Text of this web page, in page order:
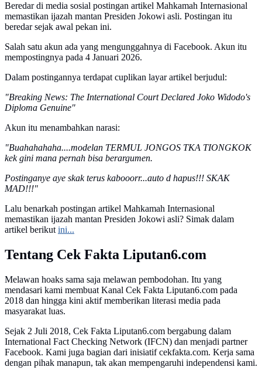
Beredar di media sosial postingan artikel Mahkamah Internasional
memastikan ijazah mantan Presiden Jokowi asli. Postingan itu
beredar sejak awal pekan ini.
Salah satu akun ada yang mengunggahnya di Facebook. Akun itu
mempostingnya pada 4 Januari 2026.
Dalam postingannya terdapat cuplikan layar artikel berjudul:
"Breaking News: The International Court Declared Joko Widodo's
Diploma Genuine"
Akun itu menambahkan narasi:
"Buahahahaha....modelan TERMUL JONGOS TKA TIONGKOK
kek gini mana pernah bisa berargumen.
Postinganye aye skak terus kabooorr...auto d hapus!!! SKAK
MAD!!!"
Lalu benarkah postingan artikel Mahkamah Internasional
memastikan ijazah mantan Presiden Jokowi asli? Simak dalam
artikel berikutini...
Tentang Cek Fakta Liputan6.com
Melawan hoaks sama saja melawan pembodohan. Itu yang
mendasari kami membuat Kanal Cek Fakta Liputan6.com pada
2018 dan hingga kini aktif memberikan literasi media pada
masyarakat luas.
Sejak 2 Juli 2018, Cek Fakta Liputan6.com bergabung dalam
International Fact Checking Network (IFCN) dan menjadi partner
Facebook. Kami juga bagian dari inisiatif cekfakta.com. Kerja sama
dengan pihak manapun, tak akan mempengaruhi independensi kami.